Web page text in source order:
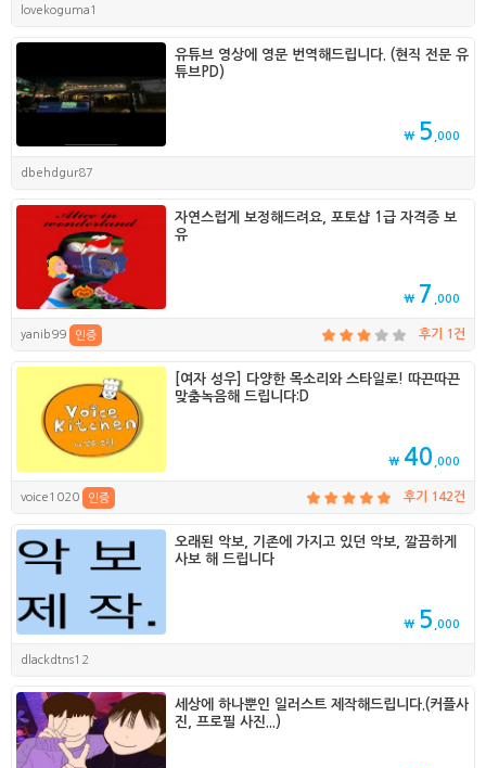
lovekoguma1
유튜브 영상에 영문 번역해드립니다. (현직 전문 유
튜브PD)
₩ 5 ,000
dbehdgur87
자연스럽게 보정해드려요, 포토샵 1급 자격증 보
유
₩ 7 ,000
yanib99 인증 후기 1건
[여자 성우] 다양한 목소리와 스타일로! 따끈따끈
맞춤녹음해 드립니다:D
₩ 40 ,000
voice1020 인증 후기 142건
오래된 악보, 기존에 가지고 있던 악보, 깔끔하게
사보 해 드립니다
₩ 5 ,000
dlackdtns12
세상에 하나뿐인 일러스트 제작해드립니다.(커플사
진, 프로필 사진...)